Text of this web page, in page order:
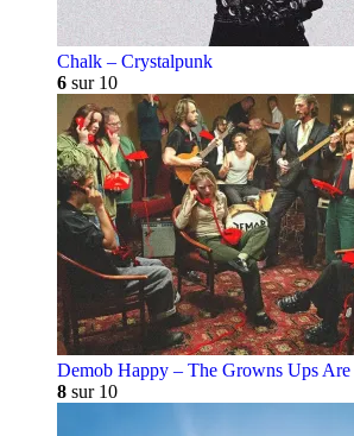
Chalk – Crystalpunk
6 sur 10
Demob Happy – The Growns Ups
8 sur 10